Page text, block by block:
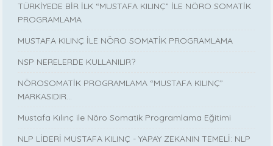
TÜRKİYEDE BİR İLK “MUSTAFA KILINÇ” İLE NÖRO SOMATİK
PROGRAMLAMA
MUSTAFA KILINÇ İLE NÖRO SOMATİK PROGRAMLAMA
NSP NERELERDE KULLANILIR?
NÖROSOMATİK PROGRAMLAMA “MUSTAFA KILINÇ”
MARKASIDIR…
Mustafa Kılınç ile Nöro Somatik Programlama Eğitimi
NLP LİDERİ MUSTAFA KILINÇ - YAPAY ZEKANIN TEMELİ: NLP